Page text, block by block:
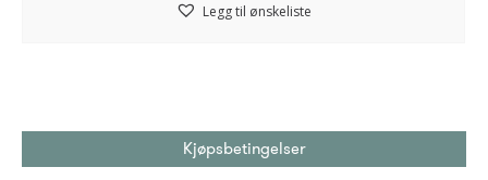
Legg til ønskeliste
Kjøpsbetingelser